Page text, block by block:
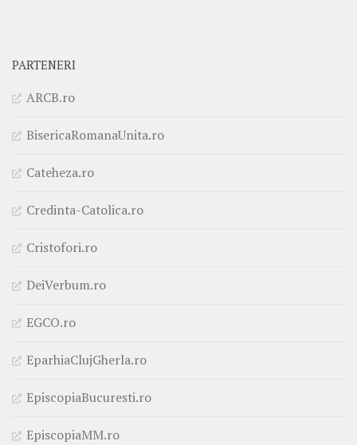
PARTENERI
ARCB.ro
BisericaRomanaUnita.ro
Cateheza.ro
Credinta-Catolica.ro
Cristofori.ro
DeiVerbum.ro
EGCO.ro
EparhiaClujGherla.ro
EpiscopiaBucuresti.ro
EpiscopiaMM.ro